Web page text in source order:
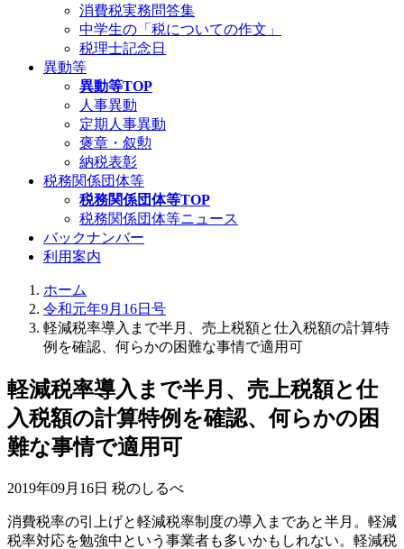
消費税実務問答集
中学生の「税についての作文」
税理士記念日
異動等
異動等TOP
人事異動
定期人事異動
褒章・叙勲
納税表彰
税務関係団体等
税務関係団体等TOP
税務関係団体等ニュース
バックナンバー
利用案内
ホーム
令和元年9月16日号
軽減税率導入まで半月、売上税額と仕入税額の計算特
例を確認、何らかの困難な事情で適用可
軽減税率導入まで半月、売上税額と仕
入税額の計算特例を確認、何らかの困
難な事情で適用可
2019年09月16日 税のしるべ
消費税率の引上げと軽減税率制度の導入まであと半月。軽減
税率対応を勉強中という事業者も多いかもしれない。軽減税